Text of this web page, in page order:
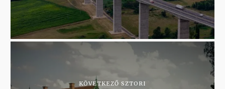
KÖVETKEZŐ SZTORI